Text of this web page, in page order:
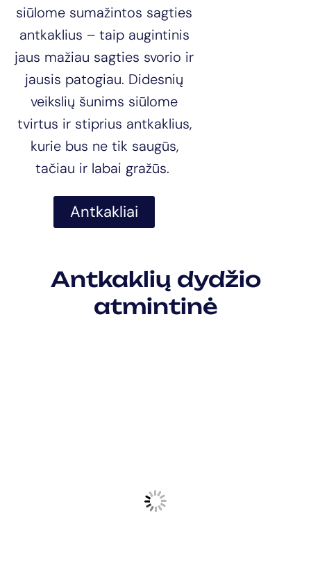
siūlome sumažintos sagties
antkaklius – taip augintinis
jaus mažiau sagties svorio ir
jausis patogiau. Didesnių
veikslių šunims siūlome
tvirtus ir stiprius antkaklius,
kurie bus ne tik saugūs,
tačiau ir labai gražūs.
Antkakliai
Antkaklių dydžio
atmintinė